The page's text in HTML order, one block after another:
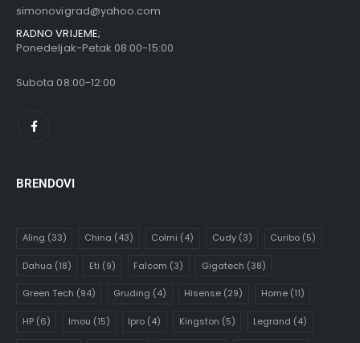
simonovigrad@yahoo.com
RADNO VRIJEME;
Ponedeljak-Petak 08:00-15:00
Subota 08:00-12:00
BRENDOVI
Aling (33) China (43) Colmi (4) Cudy(3) Curibo (5)
Dahua (18) Eti (9) Falcom (3) Gigatech (38)
Green Tech (94) Gruding (4) Hisense (29) Home(11)
HP(6) Imou (15) Ipro (4) Kingston (5) Legrand (4)